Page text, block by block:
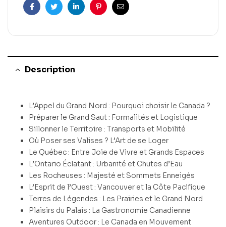
FacebookTwitterLinkedinPinterestEmail
Description
L’Appel du Grand Nord : Pourquoi choisir le Canada ?
Préparer le Grand Saut : Formalités et Logistique
Sillonner le Territoire : Transports et Mobilité
Où Poser ses Valises ? L’Art de se Loger
Le Québec : Entre Joie de Vivre et Grands Espaces
L’Ontario Éclatant : Urbanité et Chutes d’Eau
Les Rocheuses : Majesté et Sommets Enneigés
L’Esprit de l’Ouest : Vancouver et la Côte Pacifique
Terres de Légendes : Les Prairies et le Grand Nord
Plaisirs du Palais : La Gastronomie Canadienne
Aventures Outdoor : Le Canada en Mouvement